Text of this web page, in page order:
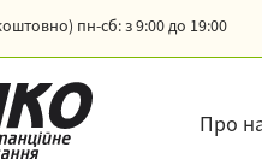
пн-сб: з 9:00 до 19:00
Про